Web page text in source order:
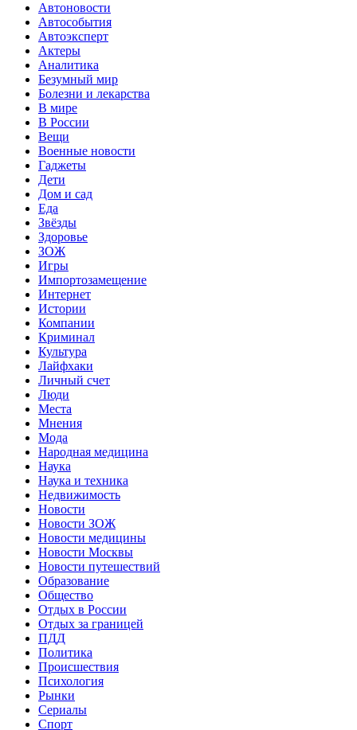
Автоновости
Автособытия
Автоэксперт
Актеры
Аналитика
Безумный мир
Болезни и лекарства
В мире
В России
Вещи
Военные новости
Гаджеты
Дети
Дом и сад
Еда
Звёзды
Здоровье
ЗОЖ
Игры
Импортозамещение
Интернет
Истории
Компании
Криминал
Культура
Лайфхаки
Личный счет
Люди
Места
Мнения
Мода
Народная медицина
Наука
Наука и техника
Недвижимость
Новости
Новости ЗОЖ
Новости медицины
Новости Москвы
Новости путешествий
Образование
Общество
Отдых в России
Отдых за границей
ПДД
Политика
Происшествия
Психология
Рынки
Сериалы
Спорт